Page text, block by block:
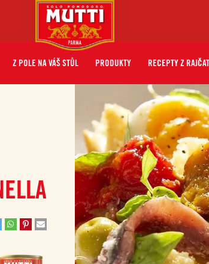
Z POLE NA VÁŠ STŮL PRODUKTY RECEPTY Z RAJČAT